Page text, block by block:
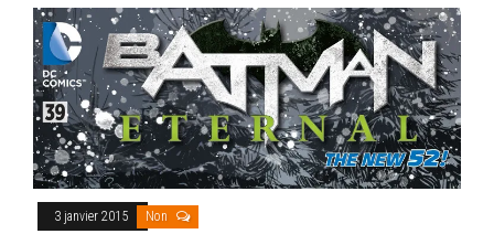
3 janvier 2015 Non